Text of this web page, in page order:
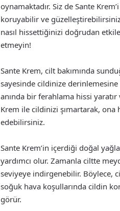
oynamaktadır. Siz de Sante
koruyabilir ve
nasıl hissettiğinizi doğrudan
etmeyin!
Sante Krem, cilt bakımında
sayesinde cildinize derinlemesine
anında bir ferahlama hissi
Krem ile cildinizi şımartarak,
edebilirsiniz.
Sante Krem’in içerdiği doğal
yardımcı olur. Zamanla ciltte
seviyeye indirgenebilir. Böylece,
soğuk hava koşullarında cildin
görür.